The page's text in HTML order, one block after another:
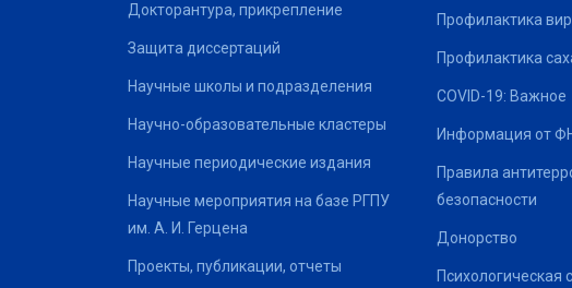
Докторантура, прикрепление
Защита диссертаций
Научные школы и подразделения
Научно-образовательные кластеры
Научные периодические издания
Научные мероприятия на базе РГПУ
им. А. И. Герцена
Проекты, публикации, отчеты
Профилактика
Профилактика
COVID-19: Важное
Информация от
Правила
безопасности
Донорство
Психологическая